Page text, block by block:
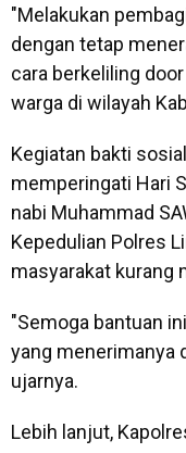
"Melakukan
dengan tetap
cara berkeliling
warga di wilayah
Kegiatan bakti
memperingati Hari
nabi Muhammad
Kepedulian Polres
masyarakat kurang
"Semoga bantuan
yang menerimanya
ujarnya.
Lebih lanjut,